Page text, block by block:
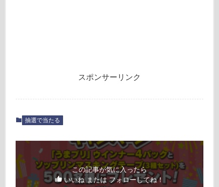
スポンサーリンク
抽選で当たる
この記事が気に入ったら
いいね または フォローしてね！